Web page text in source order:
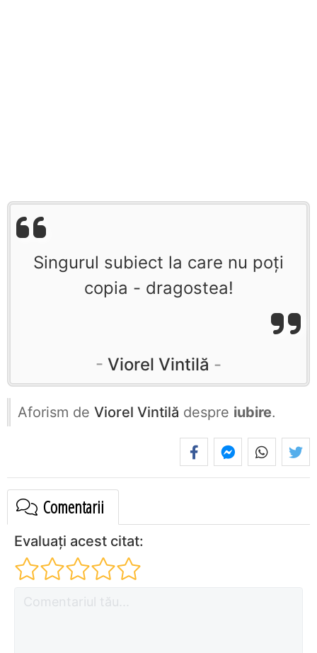
Singurul subiect la care nu poţi
copia - dragostea!
Viorel Vintilă
Aforism de Viorel Vintilă despre iubire.
Comentarii
Evaluați acest citat: